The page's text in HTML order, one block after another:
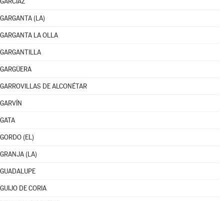
GARGANTA (LA)
GARGANTA LA OLLA
GARGANTILLA
GARGÜERA
GARROVILLAS DE ALCONÉTAR
GARVÍN
GATA
GORDO (EL)
GRANJA (LA)
GUADALUPE
GUIJO DE CORIA